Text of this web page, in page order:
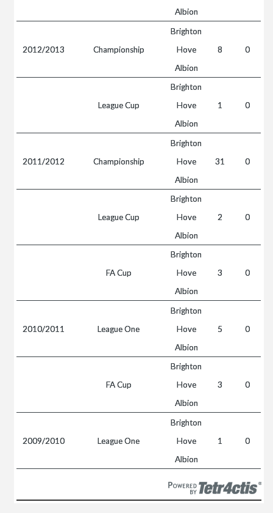
Albion
2012/2013 Championship
Brighton
Hove
Albion
8 0
League Cup
Brighton
Hove
Albion
1 0
2011/2012 Championship
Brighton
Hove
Albion
31 0
League Cup
Brighton
Hove
Albion
2 0
FA Cup
Brighton
Hove
Albion
3 0
2010/2011 League One
Brighton
Hove
Albion
5 0
FA Cup
Brighton
Hove
Albion
3 0
2009/2010 League One
Brighton
Hove
Albion
1 0